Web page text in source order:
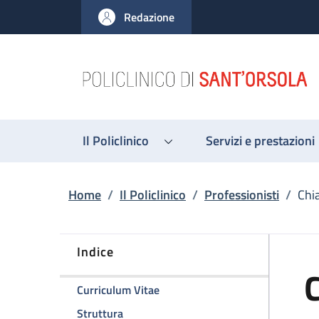
al contenuto principale
to footer content
Redazione
Il Policlinico Servizi e prestazioni
Briciole di pane
Home / Il Policlinico / Professionisti /
Indice
Curriculum Vitaedella pagina Chiara Zanfi
Strutturadella pagina Chiara Zanfi